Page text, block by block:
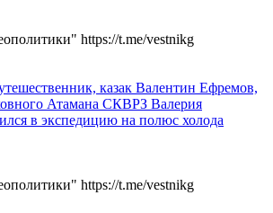
https://t.me/vestnikg
казак Валентин Ефремов,
Атамана СКВРЗ Валерия
в экспедицию на полюс холода
https://t.me/vestnikg